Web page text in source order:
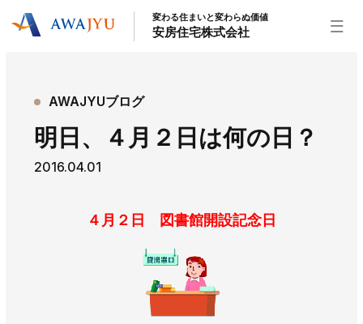
リフォーム事業 外装事業
新築住宅事業
不動産事業
安房住宅について
企業情報 沿革
変わる住まいと変わらぬ価値
安房住宅株式会社
AWAJYUブログ
明日、４月２日は何の日？
2016.04.01
４月２日 図書館開設記念日